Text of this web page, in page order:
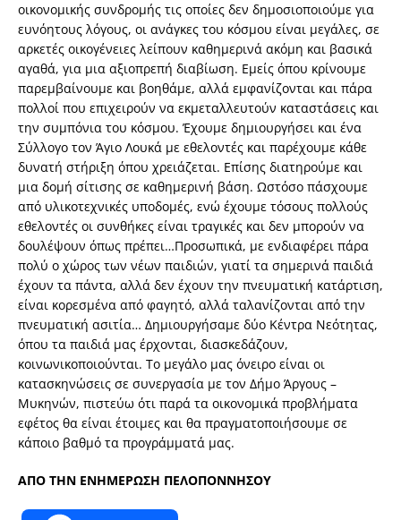
οικονομικής συνδρομής τις οποίες δεν δημοσιοποιούμε για
ευνόητους λόγους, οι ανάγκες του κόσμου είναι μεγάλες, σε
αρκετές οικογένειες λείπουν καθημερινά ακόμη και βασικά
αγαθά, για μια αξιοπρεπή διαβίωση. Εμείς όπου κρίνουμε
παρεμβαίνουμε και βοηθάμε, αλλά εμφανίζονται και πάρα
πολλοί που επιχειρούν να εκμεταλλευτούν καταστάσεις και
την συμπόνια του κόσμου. Έχουμε δημιουργήσει και ένα
Σύλλογο τον Άγιο Λουκά με εθελοντές και παρέχουμε κάθε
δυνατή στήριξη όπου χρειάζεται. Επίσης διατηρούμε και
μια δομή σίτισης σε καθημερινή βάση. Ωστόσο πάσχουμε
από υλικοτεχνικές υποδομές, ενώ έχουμε τόσους πολλούς
εθελοντές οι συνθήκες είναι τραγικές και δεν μπορούν να
δουλέψουν όπως πρέπει…Προσωπικά, με ενδιαφέρει πάρα
πολύ ο χώρος των νέων παιδιών, γιατί τα σημερινά παιδιά
έχουν τα πάντα, αλλά δεν έχουν την πνευματική κατάρτιση,
είναι κορεσμένα από φαγητό, αλλά ταλανίζονται από την
πνευματική ασιτία… Δημιουργήσαμε δύο Κέντρα Νεότητας,
όπου τα παιδιά μας έρχονται, διασκεδάζουν,
κοινωνικοποιούνται. Το μεγάλο μας όνειρο είναι οι
κατασκηνώσεις σε συνεργασία με τον Δήμο Άργους –
Μυκηνών, πιστεύω ότι παρά τα οικονομικά προβλήματα
εφέτος θα είναι έτοιμες και θα πραγματοποιήσουμε σε
κάποιο βαθμό τα προγράμματά μας.
ΑΠΟ ΤΗΝ ΕΝΗΜΕΡΩΣΗ ΠΕΛΟΠΟΝΝΗΣΟΥ